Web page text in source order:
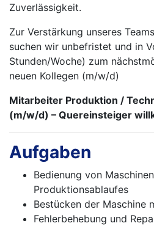
Zuverlässigkeit.
Zur Verstärkung unseres
suchen wir unbefristet und in
Stunden/Woche) zum
neuen Kollegen (m/w/d)
Mitarbeiter Produktion /
(m/w/d) – Quereinsteiger
Aufgaben
Bedienung von
Produktionsablaufes
Bestücken der Maschine
Fehlerbehebung und